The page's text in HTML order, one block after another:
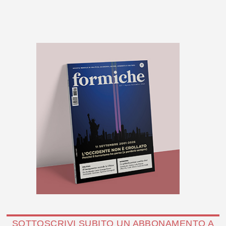
SOTTOSCRIVI SUBITO UN ABBONAMENTO A